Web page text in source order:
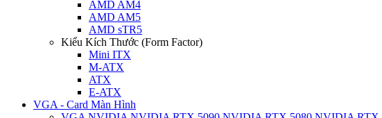
AMD AM4
AMD AM5
AMD sTR5
Kiểu Kích Thước (Form Factor)
Mini ITX
M-ATX
ATX
E-ATX
VGA - Card Màn Hình